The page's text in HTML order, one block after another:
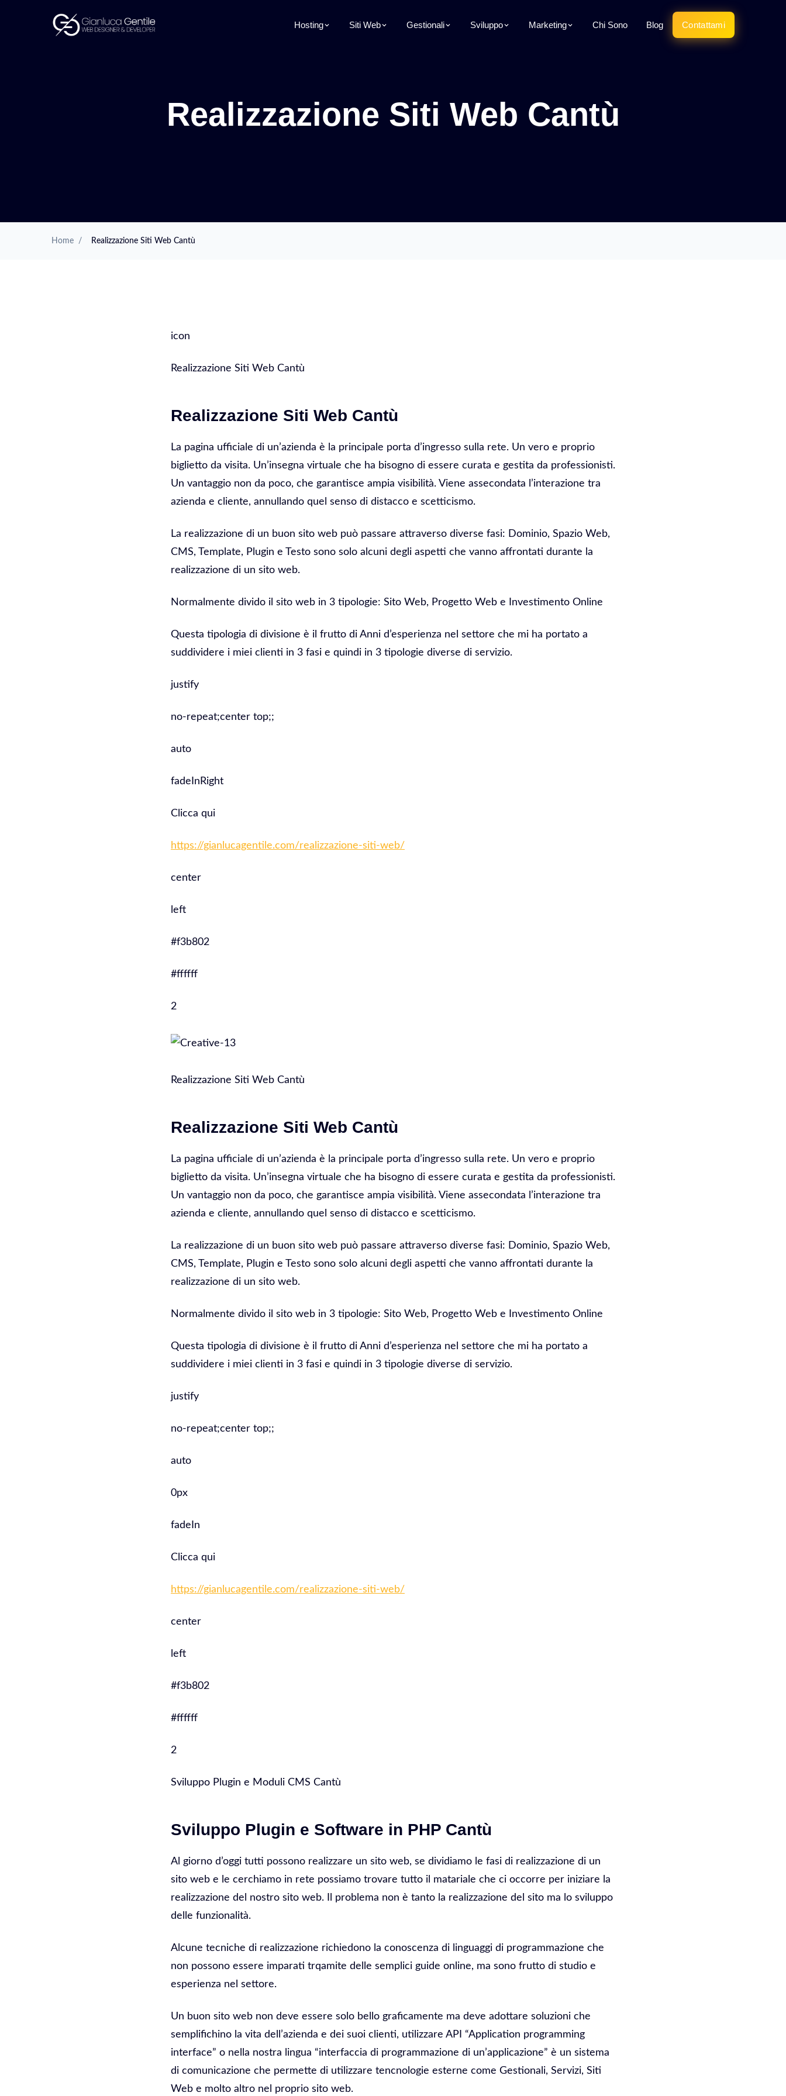
Hosting Siti Web Gestionali Sviluppo Marketing Chi Sono Blog Contattami
Realizzazione Siti Web Cantù
Home / Realizzazione Siti Web Cantù
icon
Realizzazione Siti Web Cantù
Realizzazione Siti Web Cantù
La pagina ufficiale di un’azienda è la principale porta d’ingresso sulla rete. Un vero e proprio
biglietto da visita. Un’insegna virtuale che ha bisogno di essere curata e gestita da professionisti.
Un vantaggio non da poco, che garantisce ampia visibilità. Viene assecondata l’interazione tra
azienda e cliente, annullando quel senso di distacco e scetticismo.
La realizzazione di un buon sito web può passare attraverso diverse fasi: Dominio, Spazio Web,
CMS, Template, Plugin e Testo sono solo alcuni degli aspetti che vanno affrontati durante la
realizzazione di un sito web.
Normalmente divido il sito web in 3 tipologie: Sito Web, Progetto Web e Investimento Online
Questa tipologia di divisione è il frutto di Anni d’esperienza nel settore che mi ha portato a
suddividere i miei clienti in 3 fasi e quindi in 3 tipologie diverse di servizio.
justify
no-repeat;center top;;
auto
fadeInRight
Clicca qui
https://gianlucagentile.com/realizzazione-siti-web/
center
left
#f3b802
#ffffff
2
Realizzazione Siti Web Cantù
Realizzazione Siti Web Cantù
La pagina ufficiale di un’azienda è la principale porta d’ingresso sulla rete. Un vero e proprio
biglietto da visita. Un’insegna virtuale che ha bisogno di essere curata e gestita da professionisti.
Un vantaggio non da poco, che garantisce ampia visibilità. Viene assecondata l’interazione tra
azienda e cliente, annullando quel senso di distacco e scetticismo.
La realizzazione di un buon sito web può passare attraverso diverse fasi: Dominio, Spazio Web,
CMS, Template, Plugin e Testo sono solo alcuni degli aspetti che vanno affrontati durante la
realizzazione di un sito web.
Normalmente divido il sito web in 3 tipologie: Sito Web, Progetto Web e Investimento Online
Questa tipologia di divisione è il frutto di Anni d’esperienza nel settore che mi ha portato a
suddividere i miei clienti in 3 fasi e quindi in 3 tipologie diverse di servizio.
justify
no-repeat;center top;;
auto
0px
fadeIn
Clicca qui
https://gianlucagentile.com/realizzazione-siti-web/
center
left
#f3b802
#ffffff
2
Sviluppo Plugin e Moduli CMS Cantù
Sviluppo Plugin e Software in PHP Cantù
Al giorno d’oggi tutti possono realizzare un sito web, se dividiamo le fasi di realizzazione di un
sito web e le cerchiamo in rete possiamo trovare tutto il matariale che ci occorre per iniziare la
realizzazione del nostro sito web. Il problema non è tanto la realizzazione del sito ma lo sviluppo
delle funzionalità.
Alcune tecniche di realizzazione richiedono la conoscenza di linguaggi di programmazione che
non possono essere imparati trqamite delle semplici guide online, ma sono frutto di studio e
esperienza nel settore.
Un buon sito web non deve essere solo bello graficamente ma deve adottare soluzioni che
semplifichino la vita dell’azienda e dei suoi clienti, utilizzare API “Application programming
interface” o nella nostra lingua “interfaccia di programmazione di un’applicazione” è un sistema
di comunicazione che permette di utilizzare tencnologie esterne come Gestionali, Servizi, Siti
Web e molto altro nel proprio sito web.